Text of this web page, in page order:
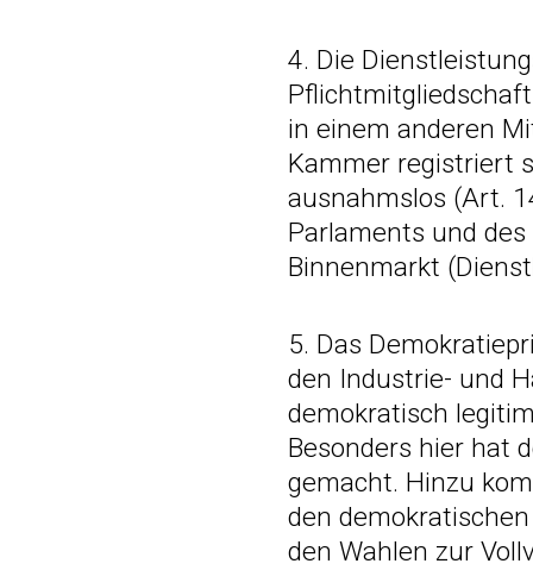
4. Die
in einem anderen
Kammer registriert
ausnahmslos (Art.
Parlaments und
Binnenmarkt
5. Das
den Industrie- und
demokratisch
Besonders hier hat
gemacht. Hinzu
den
den Wahlen zur